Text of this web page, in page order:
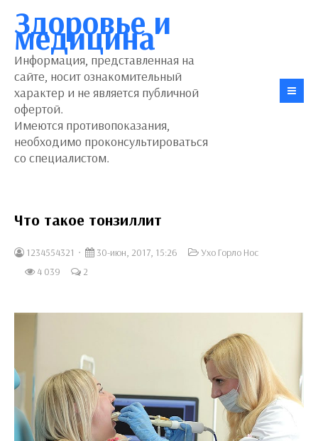
Здоровье и
медицина
Информация, представленная на
сайте, носит ознакомительный
характер и не является публичной
офертой.
Имеются противопоказания,
необходимо проконсультироваться
со специалистом.
Что такое тонзиллит
1234554321 30-июн, 2017, 15:26
Ухо Горло Нос
4 039
2